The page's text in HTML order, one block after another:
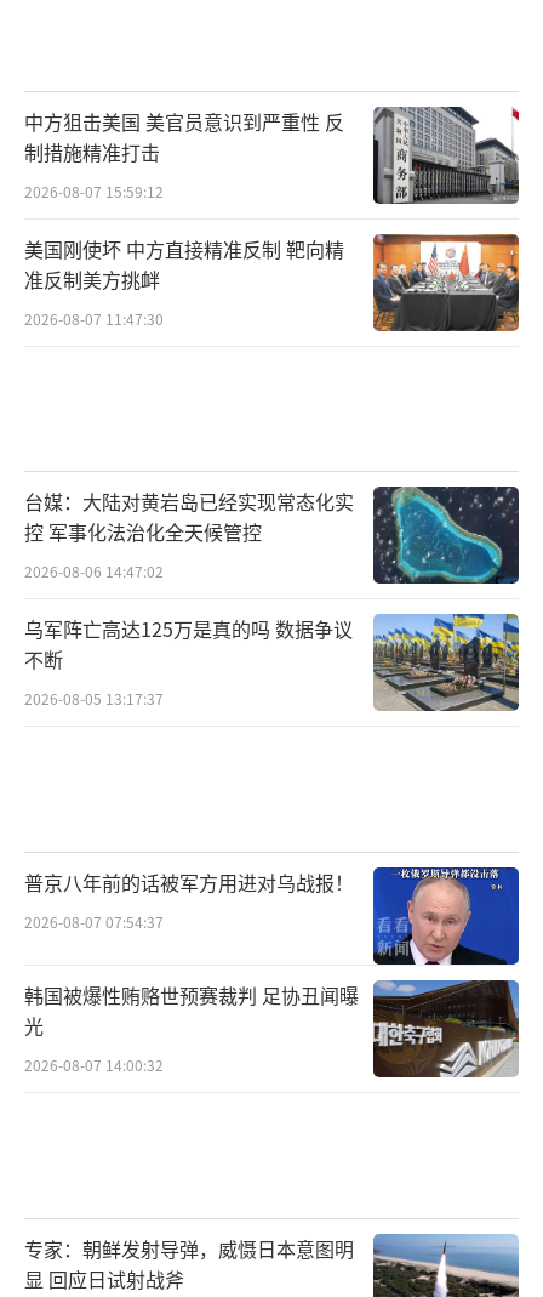
中方狙击美国 美官员意识到严重性 反
制措施精准打击
2026-08-07 15:59:12
美国刚使坏 中方直接精准反制 靶向精
准反制美方挑衅
2026-08-07 11:47:30
台媒：大陆对黄岩岛已经实现常态化实
控 军事化法治化全天候管控
2026-08-06 14:47:02
乌军阵亡高达125万是真的吗 数据争议
不断
2026-08-05 13:17:37
普京八年前的话被军方用进对乌战报！
2026-08-07 07:54:37
韩国被爆性贿赂世预赛裁判 足协丑闻曝
光
2026-08-07 14:00:32
专家：朝鲜发射导弹，威慑日本意图明
显 回应日试射战斧